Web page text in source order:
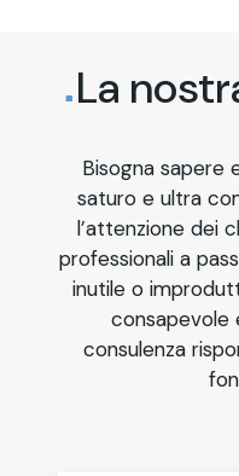
La
Bisogna sapere
saturo e ultra
l’attenzione dei
professionali a
inutile o
consapevole
consulenza